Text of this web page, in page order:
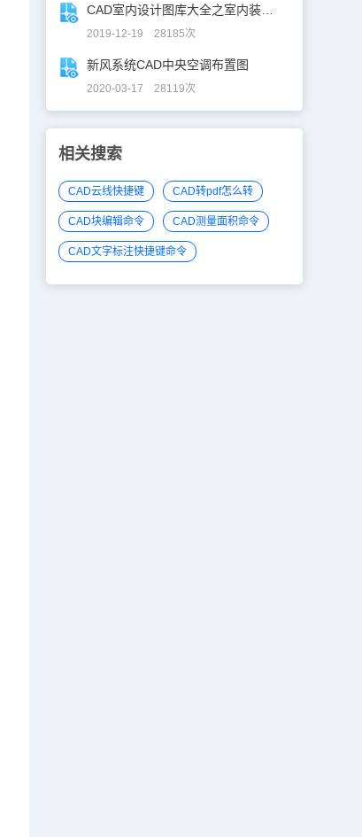
2019-12-19 28185次
新风系统CAD中央空调布置图
2020-03-17 28119次
相关搜索
CAD云线快捷键 CAD转pdf怎么转
CAD块编辑命令 CAD测量面积命令
CAD文字标注快捷键命令